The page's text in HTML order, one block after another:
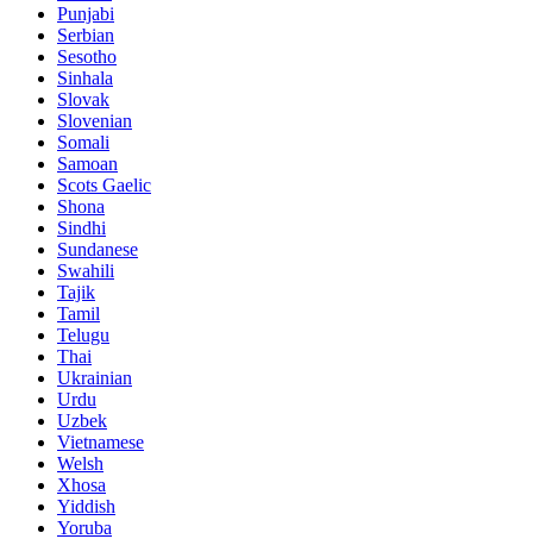
Punjabi
Serbian
Sesotho
Sinhala
Slovak
Slovenian
Somali
Samoan
Scots Gaelic
Shona
Sindhi
Sundanese
Swahili
Tajik
Tamil
Telugu
Thai
Ukrainian
Urdu
Uzbek
Vietnamese
Welsh
Xhosa
Yiddish
Yoruba